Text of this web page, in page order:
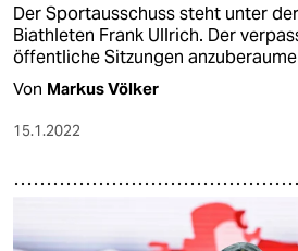
Der Sportausschuss steht unter
Biathleten Frank Ullrich. Der
öffentliche Sitzungen
Von Markus Völker
15.1.2022